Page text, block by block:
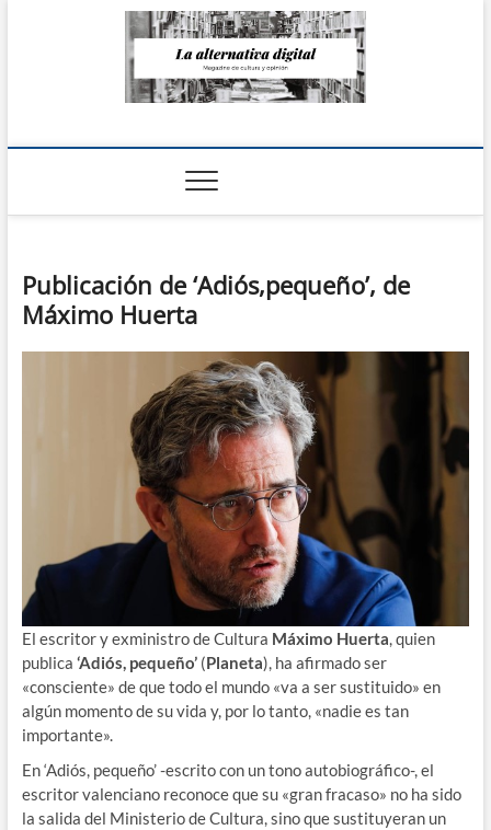
La Alternativa
Publicación de ‘Adiós,pequeño’, de
Máximo Huerta
El escritor y exministro de Cultura Máximo Huerta, quien
publica ‘Adiós, pequeño’(Planeta), ha afirmado ser
«consciente» de que todo el mundo «va a ser sustituido» en
algún momento de su vida y, por lo tanto, «nadie es tan
importante».
En ‘Adiós, pequeño’ -escrito con un tono autobiográfico-, el
escritor valenciano reconoce que su «gran fracaso» no ha sido
la salida del Ministerio de Cultura, sino que sustituyeran un